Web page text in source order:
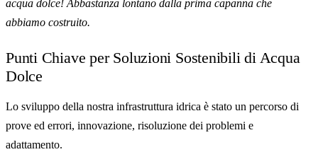
acqua dolce! Abbastanza lontano dalla prima capanna che
abbiamo costruito.
Punti Chiave per Soluzioni Sostenibili di Acqua
Dolce
Lo sviluppo della nostra infrastruttura idrica è stato un percorso di
prove ed errori, innovazione, risoluzione dei problemi e
adattamento.